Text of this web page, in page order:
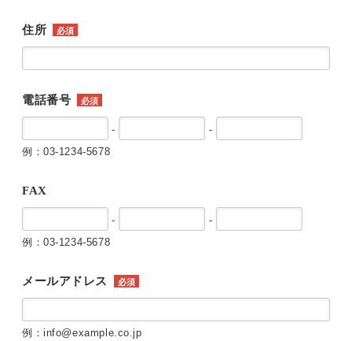
住所 必須
電話番号 必須
-
-
例：03-1234-5678
FAX
-
-
例：03-1234-5678
メールアドレス 必須
例：info@example.co.jp